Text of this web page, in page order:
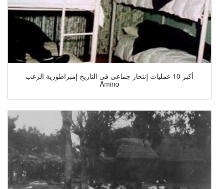
أكبر 10 عمليات إنتحار جماعى فى التاريخ إمبراطورية الرعب
Amino